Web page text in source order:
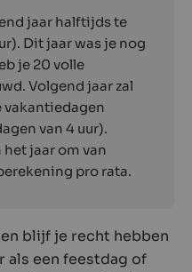
jaar halftijds te
Dit jaar was je nog
je 20 volle
Volgend jaar zal
vakantiedagen
van 4 uur).
het jaar om van
pro rata.
blijf je recht hebben
als een feestdag of